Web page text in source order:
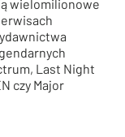
wielomilionowe
Last Night
czy Major